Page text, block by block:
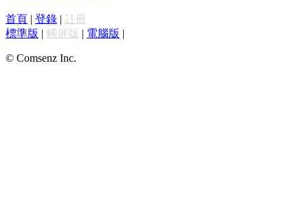
首頁 | 登錄 | 註冊
標準版 | 觸屏版 | 電腦版 |
© Comsenz Inc.